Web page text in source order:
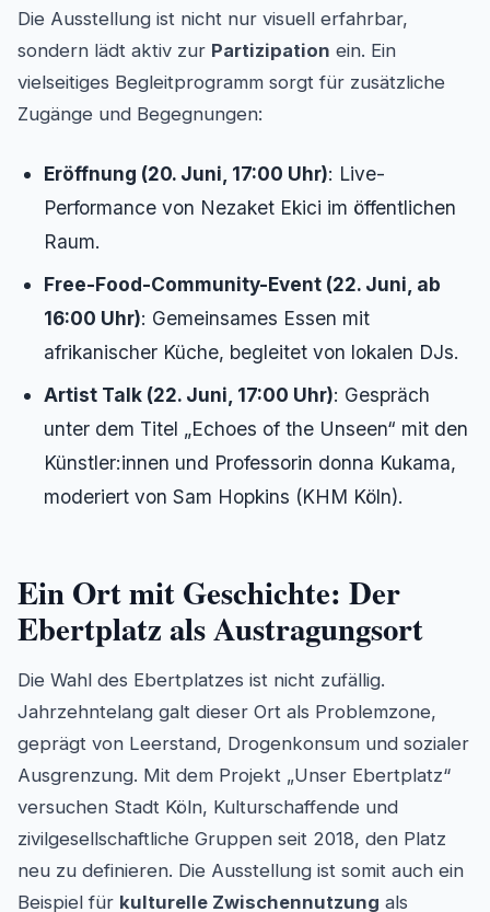
Die Ausstellung ist nicht nur visuell erfahrbar,
sondern lädt aktiv zur Partizipation ein. Ein
vielseitiges Begleitprogramm sorgt für zusätzliche
Zugänge und Begegnungen:
Eröffnung (20. Juni, 17:00 Uhr): Live-
Performance von Nezaket Ekici im öffentlichen
Raum.
Free-Food-Community-Event (22. Juni, ab
16:00 Uhr): Gemeinsames Essen mit
afrikanischer Küche, begleitet von lokalen DJs.
Artist Talk (22. Juni, 17:00 Uhr): Gespräch
unter dem Titel „Echoes of the Unseen“ mit den
Künstler:innen und Professorin donna Kukama,
moderiert von Sam Hopkins (KHM Köln).
Ein Ort mit Geschichte: Der
Ebertplatz als Austragungsort
Die Wahl des Ebertplatzes ist nicht zufällig.
Jahrzehntelang galt dieser Ort als Problemzone,
geprägt von Leerstand, Drogenkonsum und sozialer
Ausgrenzung. Mit dem Projekt „Unser Ebertplatz“
versuchen Stadt Köln, Kulturschaffende und
zivilgesellschaftliche Gruppen seit 2018, den Platz
neu zu definieren. Die Ausstellung ist somit auch ein
Beispiel für kulturelle Zwischennutzung als